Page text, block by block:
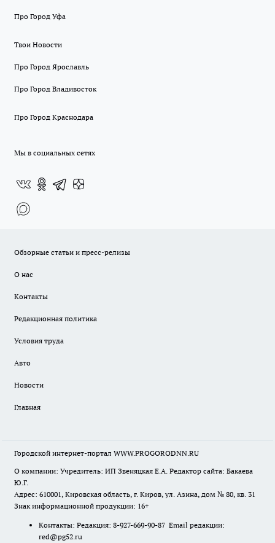
Про Город Уфа
Твои Новости
Про Город Ярославль
Про Город Владивосток
Про Город Краснодара
Мы в социальных сетях
Обзорные статьи и пресс-релизы
О нас
Контакты
Редакционная политика
Условия труда
Авто
Новости
Главная
Городской интернет-портал WWW.PROGORODNN.RU
О компании: Учредитель: ИП Звеняцкая Е.А. Редактор сайта: Бакаева
Ю.Г.
Адрес: 610001, Кировская область, г. Киров, ул. Азина, дом № 80, кв. 31
Знак информационной продукции: 16+
Контакты: Редакция: 8-927-669-90-87 Email редакции:
red@pg52.ru